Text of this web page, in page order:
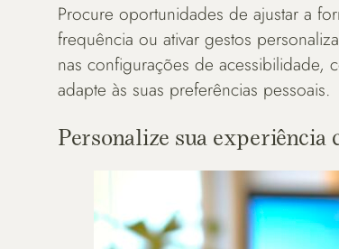
Procure oportunidades de ajustar a
frequência ou ativar gestos
nas configurações de acessibilidade,
adapte às suas preferências pessoais.
Personalize sua experiência